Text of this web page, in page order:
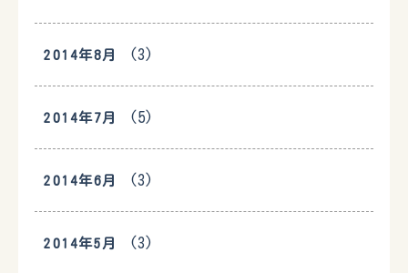
2014年8月 (3)
2014年7月 (5)
2014年6月 (3)
2014年5月 (3)